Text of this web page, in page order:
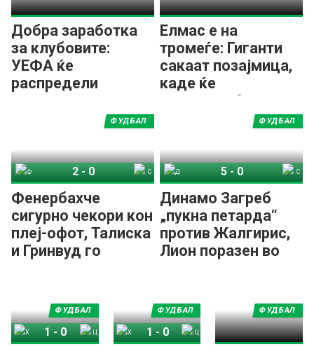
Добра заработка
за клубовите:
УЕФА ќе
распредели
Елмас e на
тромеѓе: Гиганти
сакаат позајмица,
каде ќе
продолжи?
Фенербахче
сигурно чекори кон
плеј-офот, Талиска
и Гринвуд го
ФУДБАЛ
2-0
Динамо Загреб
„пукна петарда“
против Жалгирис,
Лион поразен во
ФУДБАЛ
5-0
ФУДБАЛ
1 - 0
ФУДБАЛ
1 - 0
ФУДБАЛ